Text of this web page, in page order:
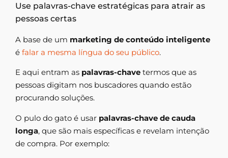
Use palavras-chave estratégicas para atrair as
pessoas certas
A base de um marketing de conteúdo inteligente
é falar a mesma língua do seu público.
E aqui entram as palavras-chave termos que as
pessoas digitam nos buscadores quando estão
procurando soluções.
O pulo do gato é usar palavras-chave de cauda
longa, que são mais específicas e revelam intenção
de compra. Por exemplo: